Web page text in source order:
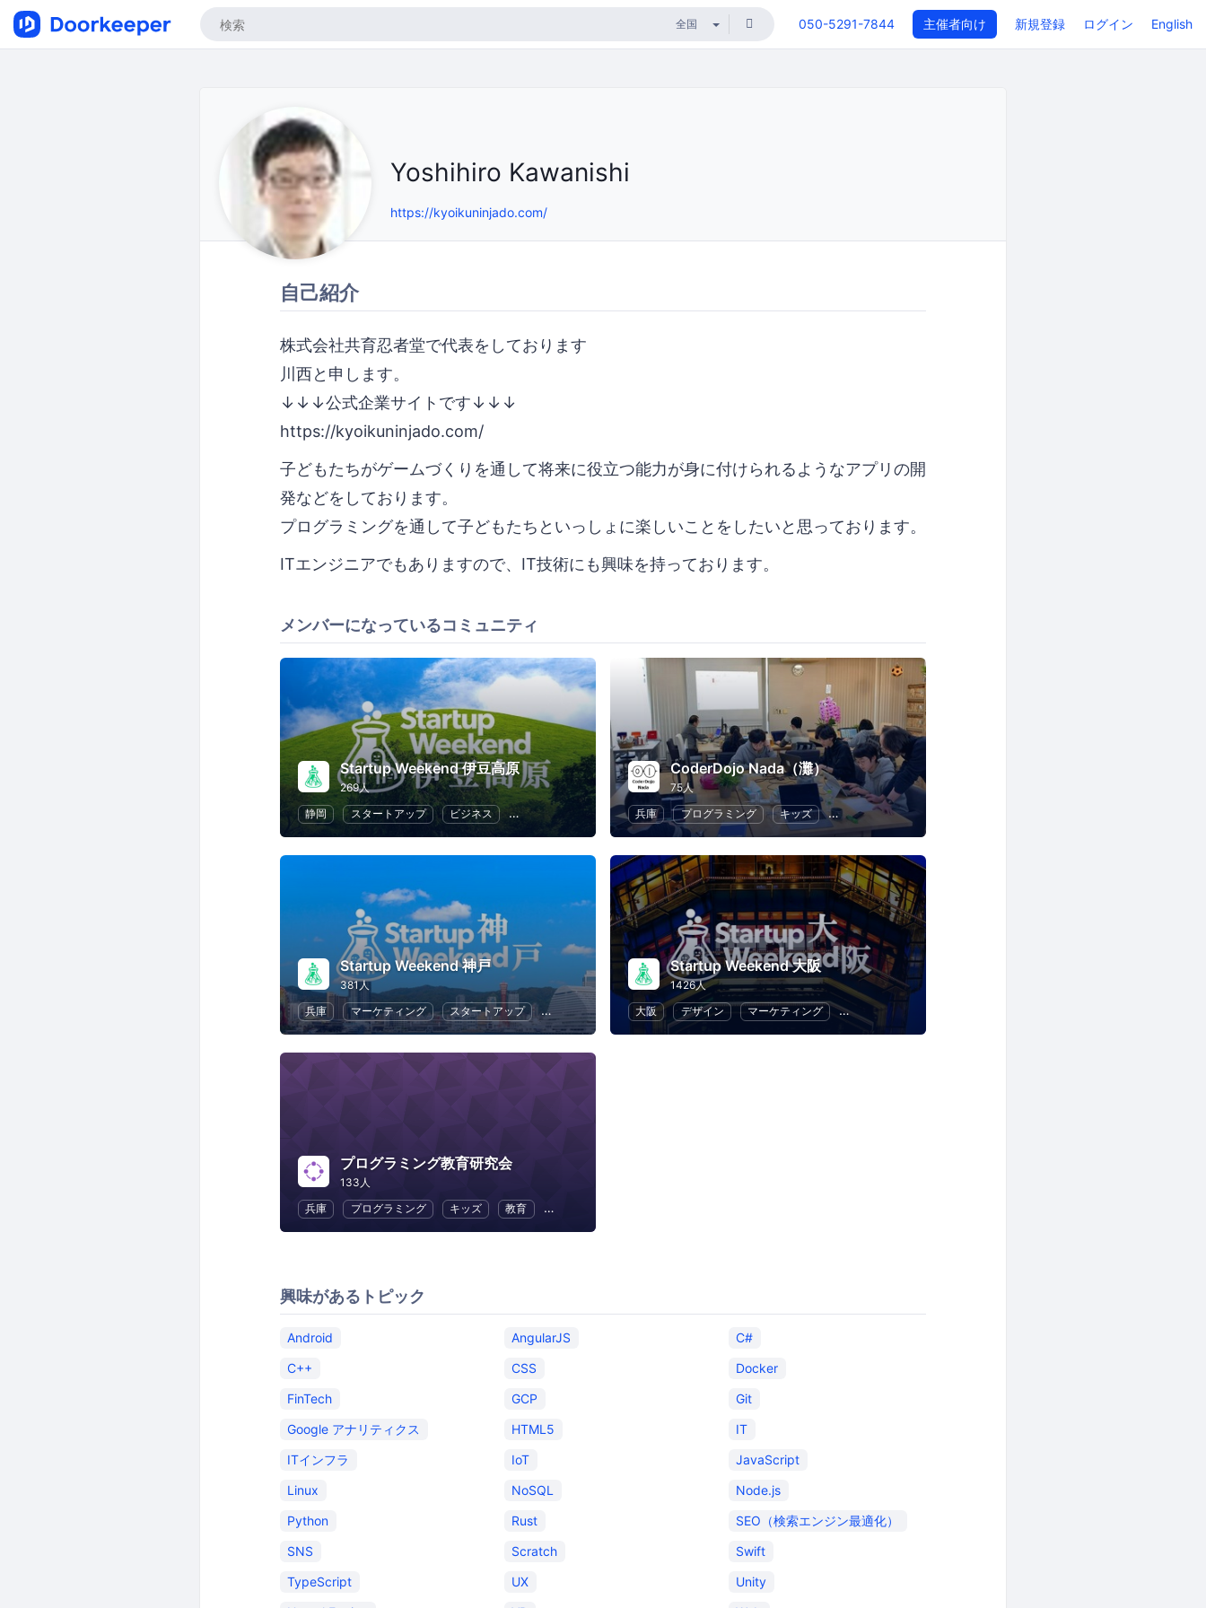
050-5291-7844 主催者向け 新規登録 ログイン English
Yoshihiro Kawanishi
https://kyoikuninjado.com/
自己紹介
株式会社共育忍者堂で代表をしております
川西と申します。
↓↓↓公式企業サイトです↓↓↓
https://kyoikuninjado.com/
子どもたちがゲームづくりを通して将来に役立つ能力が身に付けられるようなアプリの開
発などをしております。
プログラミングを通して子どもたちといっしょに楽しいことをしたいと思っております。
ITエンジニアでもありますので、IT技術にも興味を持っております。
メンバーになっているコミュニティ
Startup Weekend 伊豆高原
269人
静岡
スタートアップ ビジネス ハッカソン
CoderDojo Nada（灘）
75人
兵庫
プログラミング キッズ 子供向けプログラミング
Startup Weekend 神戸
381人
兵庫
マーケティング スタートアップ ビジネス ハッカソン 起業
Startup Weekend 大阪
1426人
大阪
デザイン マーケティング スタートアップ
プログラミング教育研究会
133人
兵庫
プログラミング キッズ 教育 幼児教育・子供の教育
興味があるトピック
Android AngularJS
C#
C++
CSS
Docker
FinTech
GCP
Git
Google アナリティクス
HTML5
IT
ITインフラ
IoT
JavaScript
Linux
NoSQL
Node.js
Python
Rust
SEO（検索エンジン最適化）
SNS
Scratch
Swift
TypeScript
UX
Unity